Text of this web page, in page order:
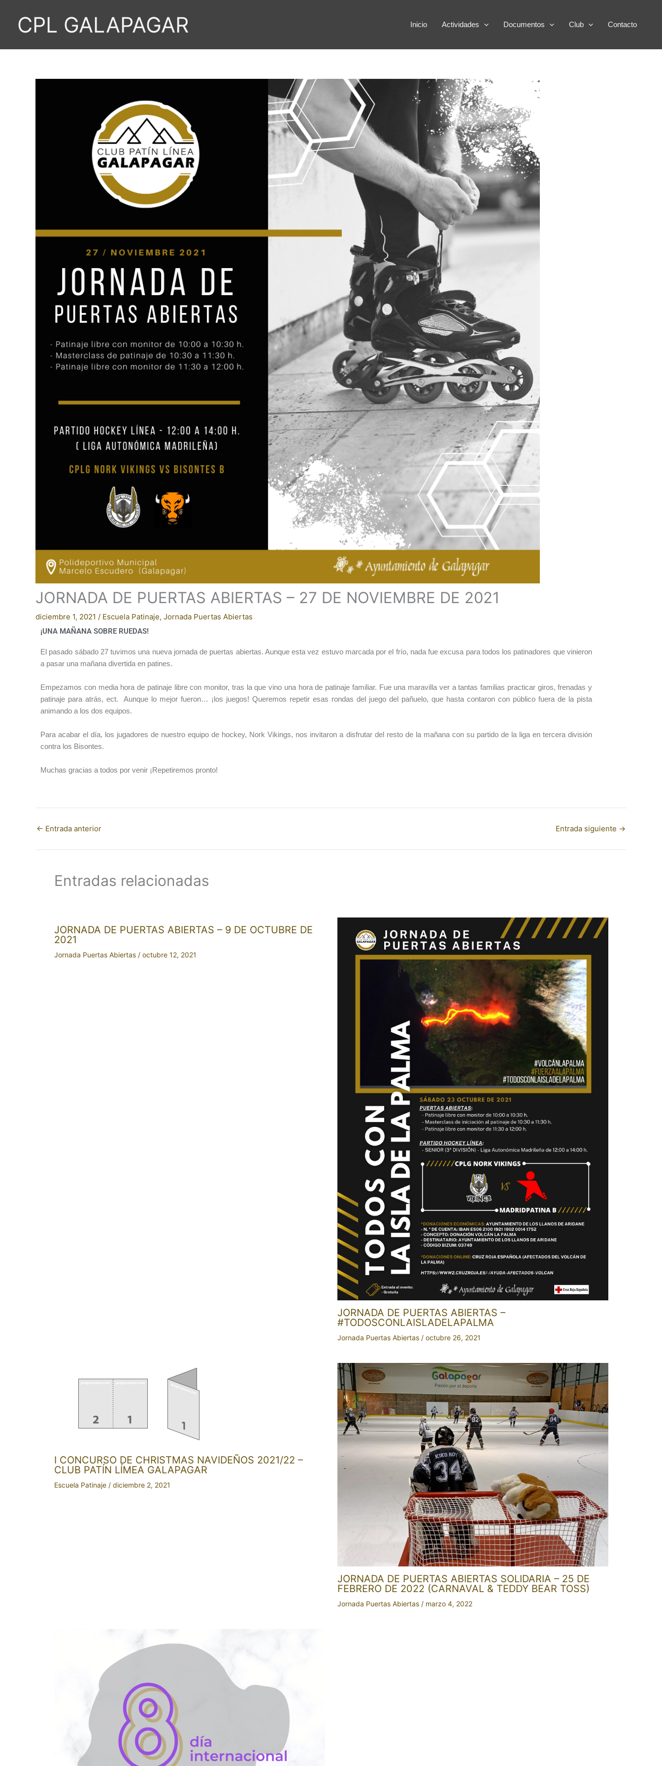
contenidoCPL GALAPAGAR Inicio Actividades Documentos Club Contacto
JORNADA DE PUERTAS ABIERTAS – 27 DE NOVIEMBRE DE 2021
diciembre 1, 2021 / Escuela Patinaje, Jornada Puertas Abiertas
¡UNA MAÑANA SOBRE RUEDAS!
El pasado sábado 27 tuvimos una nueva jornada de puertas abiertas. Aunque esta vez estuvo marcada por el frío, nada fue excusa para todos los patinadores que vinieron
a pasar una mañana divertida en patines.
Empezamos con media hora de patinaje libre con monitor, tras la que vino una hora de patinaje familiar. Fue una maravilla ver a tantas familias practicar giros, frenadas y
patinaje para atrás, ect. Aunque lo mejor fueron… ¡los juegos! Queremos repetir esas rondas del juego del pañuelo, que hasta contaron con público fuera de la pista
animando a los dos equipos.
Para acabar el día, los jugadores de nuestro equipo de hockey, Nork Vikings, nos invitaron a disfrutar del resto de la mañana con su partido de la liga en tercera división
contra los Bisontes.
Muchas gracias a todos por venir ¡Repetiremos pronto!
← Entrada anterior Entrada siguiente →
Entradas relacionadas
JORNADA DE PUERTAS ABIERTAS – 9 DE OCTUBRE DE
2021
Jornada Puertas Abiertas/ octubre 12, 2021
JORNADA DE PUERTAS ABIERTAS –
#TODOSCONLAISLADELAPALMA
Jornada Puertas Abiertas/ octubre 26, 2021
I CONCURSO DE CHRISTMAS NAVIDEÑOS 2021/22 –
CLUB PATÍN LÍMEA GALAPAGAR
Escuela Patinaje/ diciembre 2, 2021
JORNADA DE PUERTAS ABIERTAS SOLIDARIA – 25 DE
FEBRERO DE 2022 (CARNAVAL & TEDDY BEAR TOSS)
Jornada Puertas Abiertas/ marzo 4, 2022